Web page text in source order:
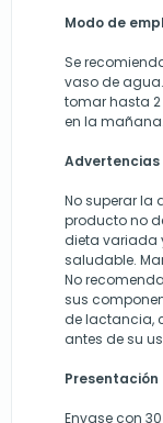
Modo de
Se
vaso de
tomar hasta
en la mañana.
Advertencias
No superar la
producto no
dieta variada
saludable.
No
sus
de lactancia,
antes de su
Presentación
Envase con